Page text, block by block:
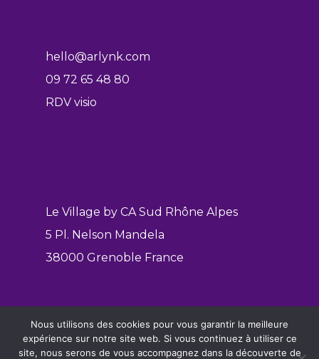
hello@arlynk.com
09 72 65 48 80
RDV visio
Le Village by CA Sud Rhône Alpes
5 Pl. Nelson Mandela
38000 Grenoble France
Mentions légales
Politique de confidentialité
Nous utilisons des cookies pour vous garantir la meilleure
expérience sur notre site web. Si vous continuez à utiliser ce
site, nous serons de vous accompagnez dans la découverte de